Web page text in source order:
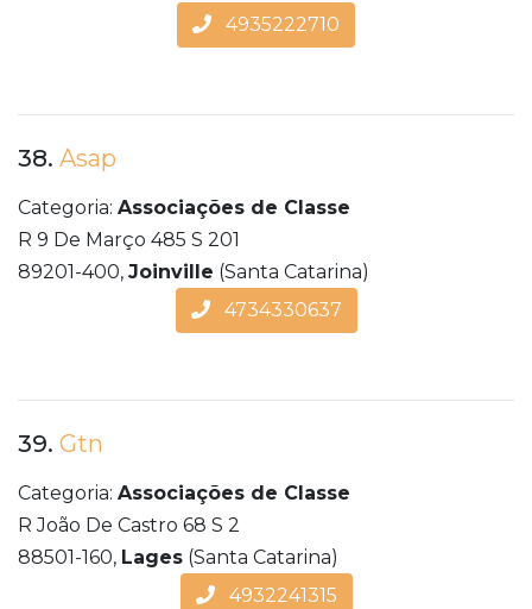
4935222710
38. Asap
Categoria: Associações de Classe
R 9 De Março 485 S 201
89201-400, Joinville (Santa Catarina)
4734330637
39. Gtn
Categoria: Associações de Classe
R João De Castro 68 S 2
88501-160, Lages (Santa Catarina)
4932241315